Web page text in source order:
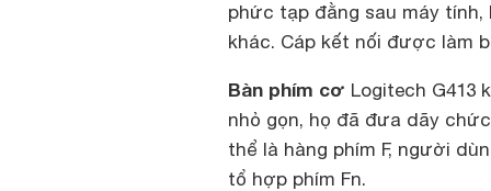
phức tạp đằng sau máy tính,
khác. Cáp kết nối được làm
Bàn phím cơ Logitech G413
nhỏ gọn, họ đã đưa dãy
thể là hàng phím F, người
tổ hợp phím Fn.